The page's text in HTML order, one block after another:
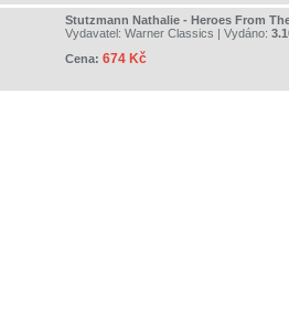
Stutzmann Nathalie - Heroes From
Vydavatel: Warner Classics | Vydáno:
Cena: 674 Kč